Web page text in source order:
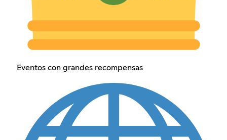
Eventos con grandes recompensas